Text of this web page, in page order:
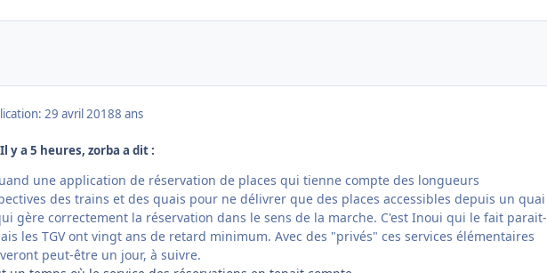
29 avril 20188 ans
Il y a 5 heures, zorba a dit :
une application de réservation de places qui tienne compte des longueurs
des trains et des quais pour ne délivrer que des places accessibles depuis un quai
gère correctement la réservation dans le sens de la marche. C'est Inoui qui le fait parait-
les TGV ont vingt ans de retard minimum. Avec des "privés" ces services élémentaires
peut-être un jour, à suivre.